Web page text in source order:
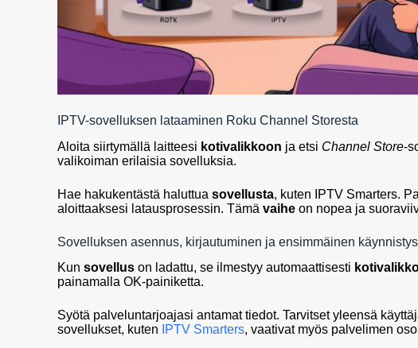
IPTV-sovelluksen lataaminen Roku Channel Storesta
Aloita siirtymällä laitteesi kotivalikkoon ja etsi Channel Store-
valikoiman erilaisia sovelluksia.
Hae hakukentästä haluttua sovellusta, kuten IPTV Smarters.
aloittaaksesi latausprosessin. Tämä vaihe on nopea ja
Sovelluksen asennus, kirjautuminen ja ensimmäinen käynnistys
Kun sovellus on ladattu, se ilmestyy automaattisesti
painamalla OK-painiketta.
Syötä palveluntarjoajasi antamat tiedot. Tarvitset yleensä
sovellukset, kuten
IPTV Smarters, vaativat myös palvelimen